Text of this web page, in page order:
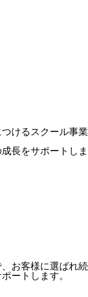
けるスクール事業
長をサポートしま
お客様に選ばれ続
ートします。